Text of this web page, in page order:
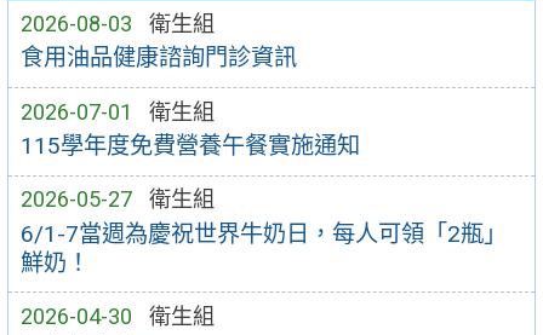
2026-08-03 衛生組
食用油品健康諮詢門診資訊
2026-07-01 衛生組
115學年度免費營養午餐實施通知
2026-05-27 衛生組
6/1-7當週為慶祝世界牛奶日，每人可領「2瓶」
鮮奶！
2026-04-30 衛生組